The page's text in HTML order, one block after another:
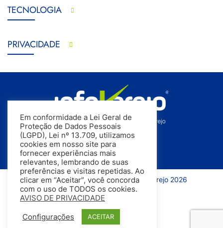
TECNOLOGIA
PRIVACIDADE
Todos os direitos reservados | InfoVarejo 2026
Em conformidade a Lei Geral de
Proteção de Dados Pessoais
(LGPD), Lei nº 13.709, utilizamos
cookies em nosso site para
fornecer experiências mais
relevantes, lembrando de suas
preferências e visitas repetidas. Ao
clicar em “Aceitar”, você concorda
com o uso de TODOS os cookies.
AVISO DE PRIVACIDADE
Configurações ACEITAR